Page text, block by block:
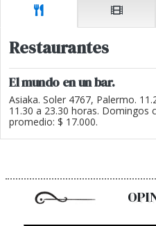
Restaurantes
El mundo en un bar.
Asiaka. Soler 4767, Palermo.
11.30 a 23.30 horas. Domingos
promedio: $ 17.000.